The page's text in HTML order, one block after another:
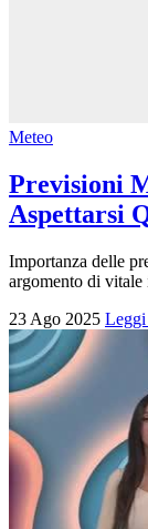
Meteo
Previsioni
Aspettarsi
Importanza delle
argomento di vitale
23 Ago 2025